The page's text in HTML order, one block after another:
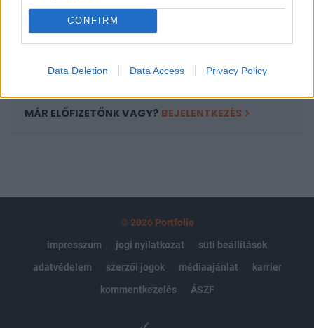
CONFIRM
Data Deletion Data Access Privacy Policy
Kötéslisták: BÉT elmúlt 2 év napon belüli
kötéslistái
MÁR ELŐFIZETŐNK VAGY? BEJELENTKEZÉS
© 2026 Portfolio
impresszum
jogi nyilatkozat
süti beállítások
adatvédelem
szerzői jogok médiaajánlat
karrier
kommentkezelés
ÁSZF